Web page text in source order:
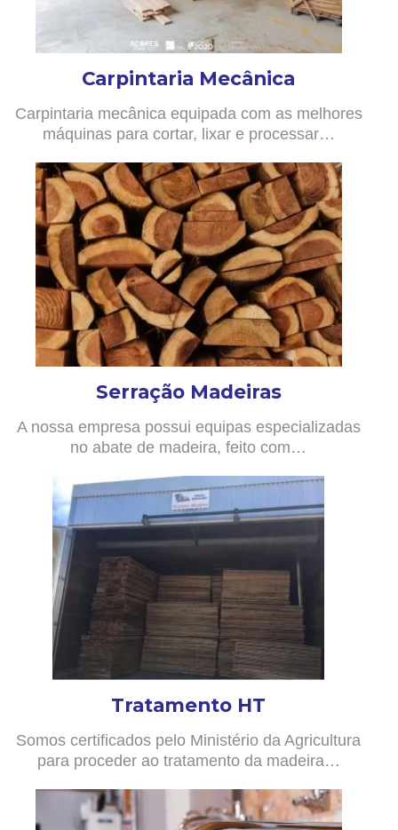
Carpintaria Mecânica
Carpintaria mecânica equipada com as melhores
máquinas para cortar, lixar e processar…
Serração Madeiras
A nossa empresa possui equipas especializadas
no abate de madeira, feito com…
Tratamento HT
Somos certificados pelo Ministério da Agricultura
para proceder ao tratamento da madeira…